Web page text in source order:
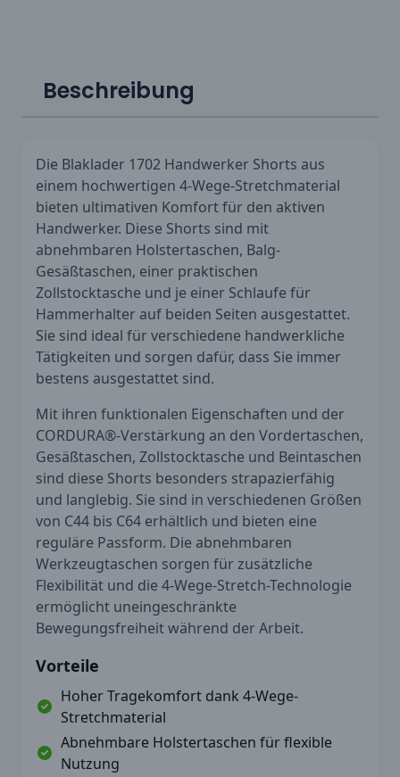
Beschreibung
Die Blaklader 1702 Handwerker Shorts aus
einem hochwertigen 4-Wege-Stretchmaterial
bieten ultimativen Komfort für den aktiven
Handwerker. Diese Shorts sind mit
abnehmbaren Holstertaschen, Balg-
Gesäßtaschen, einer praktischen
Zollstocktasche und je einer Schlaufe für
Hammerhalter auf beiden Seiten ausgestattet.
Sie sind ideal für verschiedene handwerkliche
Tätigkeiten und sorgen dafür, dass Sie immer
bestens ausgestattet sind.
Mit ihren funktionalen Eigenschaften und der
CORDURA®-Verstärkung an den Vordertaschen,
Gesäßtaschen, Zollstocktasche und Beintaschen
sind diese Shorts besonders strapazierfähig
und langlebig. Sie sind in verschiedenen Größen
von C44 bis C64 erhältlich und bieten eine
reguläre Passform. Die abnehmbaren
Werkzeugtaschen sorgen für zusätzliche
Flexibilität und die 4-Wege-Stretch-Technologie
ermöglicht uneingeschränkte
Bewegungsfreiheit während der Arbeit.
Vorteile
Hoher Tragekomfort dank 4-Wege-
Stretchmaterial
Abnehmbare Holstertaschen für flexible
Nutzung